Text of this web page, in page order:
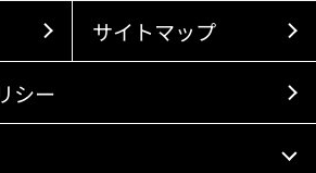
サイトマップ
シー